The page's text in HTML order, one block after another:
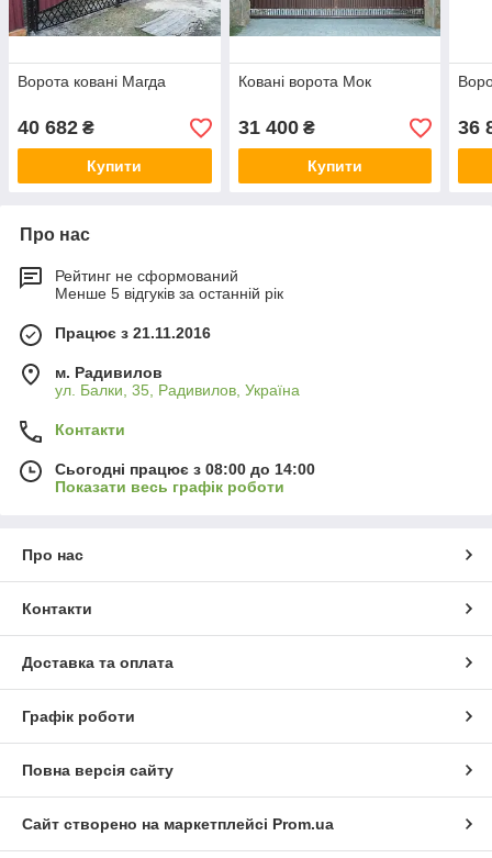
Ворота ковані Магда
40 682 ₴
Купити
Ковані ворота Мок
31 400₴
Купити
36
Про нас
Рейтинг не сформований
Менше 5 відгуків за останній рік
Працює з 21.11.2016
м. Радивилов
ул. Балки, 35, Радивилов, Україна
Контакти
Сьогодні працює з 08:00 до 14:00
Показати весь графік роботи
Про нас
Контакти
Доставка та оплата
Графік роботи
Повна версія сайту
Сайт створено на маркетплейсі Prom.ua